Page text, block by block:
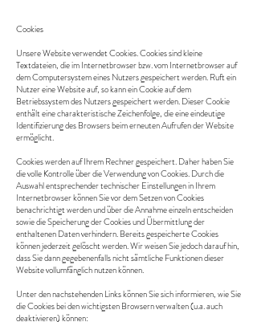
Cookies
Unsere Website verwendet Cookies. Cookies sind kleine
Textdateien, die im Internetbrowser bzw. vom Internetbrowser auf
dem Computersystem eines Nutzers gespeichert werden. Ruft ein
Nutzer eine Website auf, so kann ein Cookie auf dem
Betriebssystem des Nutzers gespeichert werden. Dieser Cookie
enthält eine charakteristische Zeichenfolge, die eine eindeutige
Identifizierung des Browsers beim erneuten Aufrufen der Website
ermöglicht.
Cookies werden auf Ihrem Rechner gespeichert. Daher haben Sie
die volle Kontrolle über die Verwendung von Cookies. Durch die
Auswahl entsprechender technischer Einstellungen in Ihrem
Internetbrowser können Sie vor dem Setzen von Cookies
benachrichtigt werden und über die Annahme einzeln entscheiden
sowie die Speicherung der Cookies und Übermittlung der
enthaltenen Daten verhindern. Bereits gespeicherte Cookies
können jederzeit gelöscht werden. Wir weisen Sie jedoch darauf hin,
dass Sie dann gegebenenfalls nicht sämtliche Funktionen dieser
Website vollumfänglich nutzen können.
Unter den nachstehenden Links können Sie sich informieren, wie Sie
die Cookies bei den wichtigsten Browsern verwalten (u.a. auch
deaktivieren) können: